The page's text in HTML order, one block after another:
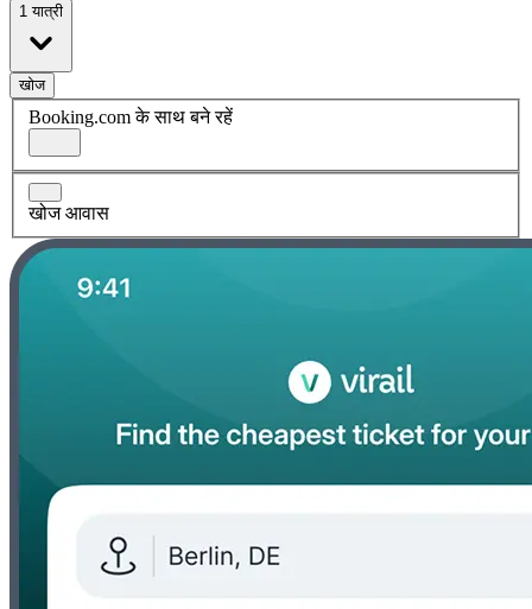
1 यात्री
खोज
Booking.com के साथ बने रहें
खोज आवास